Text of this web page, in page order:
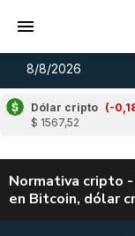
8/8/2026
Dólar cripto (-
$ 1567,52
Normativa cripto
en Bitcoin, dólar